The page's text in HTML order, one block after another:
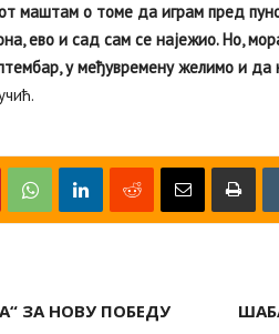
маштам о томе да играм пред
ево и сад сам се најежио. Но,
у међувремену желимо и
ЗА НОВУ ПОБЕДУ